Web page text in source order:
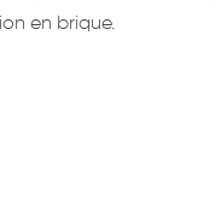
en brique.